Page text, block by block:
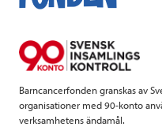
Barncancerfonden granskas av
organisationer med 90-konto
verksamhetens ändamål.